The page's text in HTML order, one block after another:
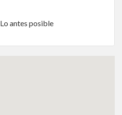
Lo antes posible